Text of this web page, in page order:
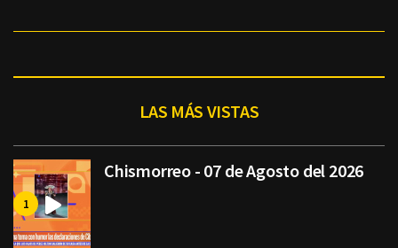
LAS MÁS VISTAS
Chismorreo - 07 de Agosto del 2026